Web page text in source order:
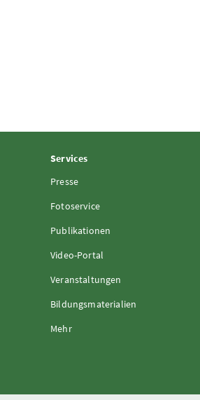
Services
Presse
Fotoservice
Publikationen
Video-Portal
Veranstaltungen
Bildungsmaterialien
Mehr